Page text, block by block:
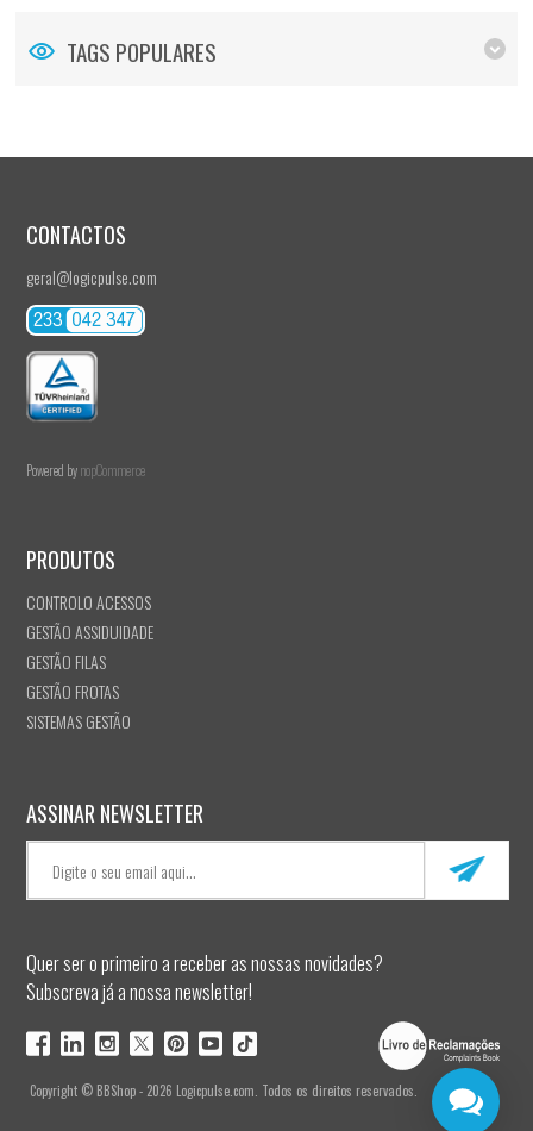
TAGS POPULARES
CONTACTOS
geral@logicpulse.com
Powered bynopCommerce
PRODUTOS
CONTROLO ACESSOS
GESTÃO ASSIDUIDADE
GESTÃO FILAS
GESTÃO FROTAS
SISTEMAS GESTÃO
ASSINAR NEWSLETTER
Quer ser o primeiro a receber as nossas novidades?
Subscreva já a nossa newsletter!
Copyright © BBShop - 2026 Logicpulse.com. Todos os direitos reservados.